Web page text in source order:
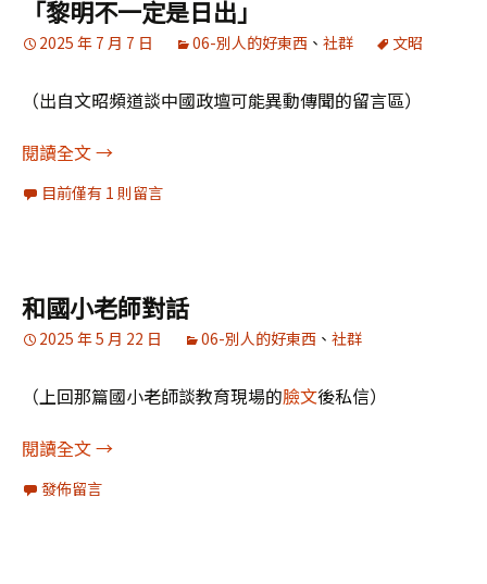
「黎明不一定是日出」
2025 年 7 月 7 日 06-別人的好東西 、 社群 文昭
（出自文昭頻道談中國政壇可能異動傳聞的留言區）
閱讀全文「黎明不一定是日出」
→
目前僅有 1 則留言
和國小老師對話
2025 年 5 月 22 日 06-別人的好東西 、 社群
（上回那篇國小老師談教育現場的臉文後私信）
閱讀全文和國小老師對話
→
發佈留言